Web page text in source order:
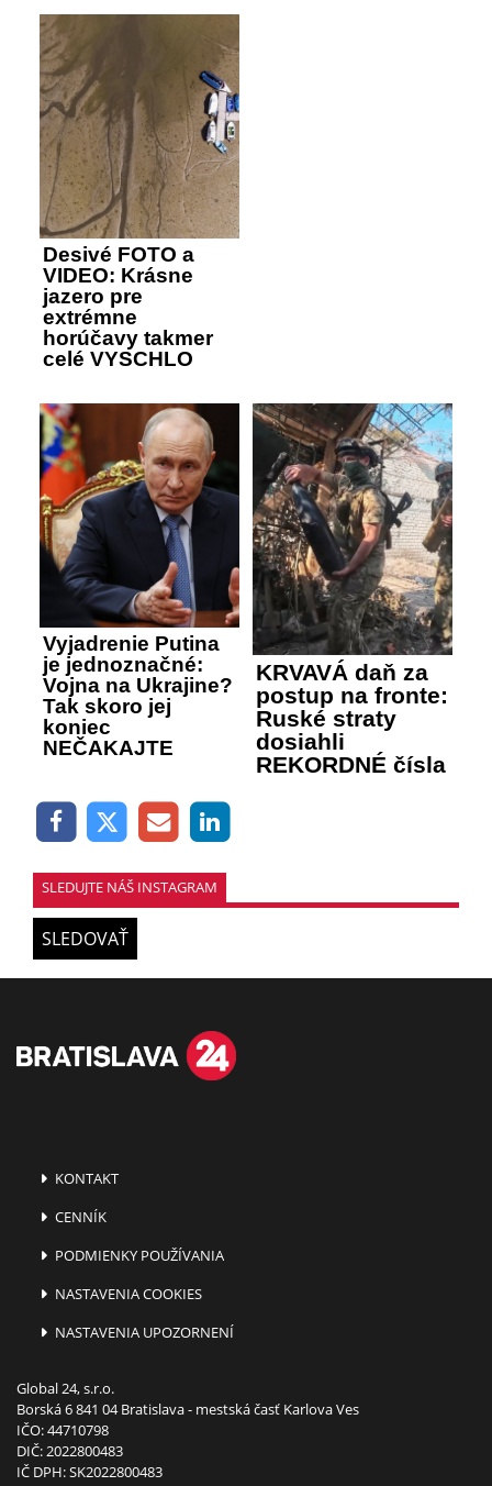
Desivé FOTO a
VIDEO: Krásne
jazero pre
extrémne
horúčavy takmer
celé VYSCHLO
Vyjadrenie Putina
je jednoznačné:
Vojna na Ukrajine?
Tak skoro jej
koniec
NEČAKAJTE
KRVAVÁ daň za
postup na fronte:
Ruské straty
dosiahli
REKORDNÉ čísla
SLEDUJTE NÁŠ INSTAGRAM
SLEDOVAŤ
KONTAKT
CENNÍK
PODMIENKY POUŽÍVANIA
NASTAVENIA COOKIES
NASTAVENIA UPOZORNENÍ
Global 24, s.r.o.
Borská 6 841 04 Bratislava - mestská časť Karlova Ves
IČO: 44710798
DIČ: 2022800483
IČ DPH: SK2022800483